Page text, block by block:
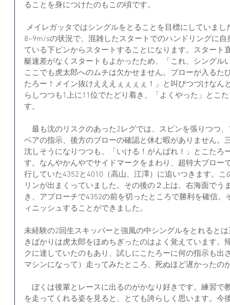
ることを身につけたのもこの頃です。
8~9m/sの状況で、混雑したスタートでのハンドリングに
ている下ピンからスタートすることになります。スタート
艇速差がなくスタートもよかったため、「これ、シングル
ここでも虎太郎へのムチは欠かせません。ブローが入るた
たろー！メイン抜けえええぇぇぇぇ！」と叫びつづけなん
らしつつも1上に11位でたどり着き、「よくやった」とこ
す。
最も沈のリスクのあった2レグでは、スピンを張りつつ
ベアの指示、後方のブローの確認と休む暇がありません。
沈しそうになりつつも、「いける！がんばれ！」とこたろ
す。なんやかんやでサイドマークをまわり、超特大ブロー
行していた4352と4010（高山、江澤）に追いつきます。
リンが出まくっていました。その後の２上は、右海面でう
き、アプローチで4352の前を切ったところで勝利を確信
ィニッシュすることができました。
未経験の2回生スキッパーと強風の中シングルをとれると
きばかりは虎太郎をほめちぎったのはよく覚えています。
クに達していたのもあり、試しにこたろーに何の指示も出
マシンになって）走ってみたところ、死ぬほど遅かったの
ぼくは後輩とレースに出るのがかなり好きです。練習で
を走ってくれる姿を見ると、とても誇らしく思います。今